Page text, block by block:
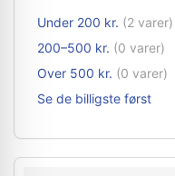
Under 200 kr. (2 varer)
200–500 kr. (0 varer)
Over 500 kr. (0 varer)
Se de billigste først